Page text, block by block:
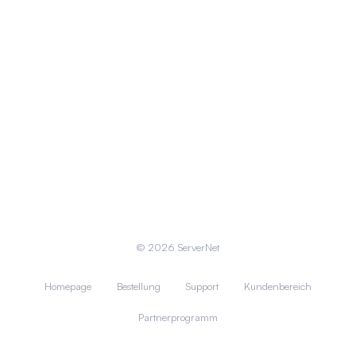
© 2026 ServerNet
Homepage Bestellung Support Kundenbereich
Partnerprogramm